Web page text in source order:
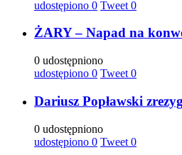
udostępiono 0 Tweet 0
ŻARY – Napad na
0 udostępniono
udostępiono 0 Tweet 0
Dariusz Popławski
0 udostępniono
udostępiono 0 Tweet 0